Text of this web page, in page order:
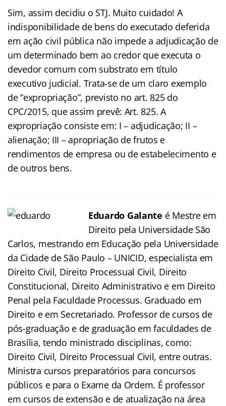
Sim, assim decidiu o STJ. Muito cuidado! A
indisponibilidade de bens do executado deferida
em ação civil pública não impede a adjudicação de
um determinado bem ao credor que executa o
devedor comum com substrato em título
executivo judicial. Trata-se de um claro exemplo
de “expropriação”, previsto no art. 825 do
CPC/2015, que assim prevê: Art. 825. A
expropriação consiste em: I – adjudicação; II –
alienação; III – apropriação de frutos e
rendimentos de empresa ou de estabelecimento e
de outros bens.
Eduardo Galante é Mestre em
Direito pela Universidade São
Carlos, mestrando em Educação pela Universidade
da Cidade de São Paulo – UNICID, especialista em
Direito Civil, Direito Processual Civil, Direito
Constitucional, Direito Administrativo e em Direito
Penal pela Faculdade Processus. Graduado em
Direito e em Secretariado. Professor de cursos de
pós-graduação e de graduação em faculdades de
Brasília, tendo ministrado disciplinas, como:
Direito Civil, Direito Processual Civil, entre outras.
Ministra cursos preparatórios para concursos
públicos e para o Exame da Ordem. É professor
em cursos de extensão e de atualização na área